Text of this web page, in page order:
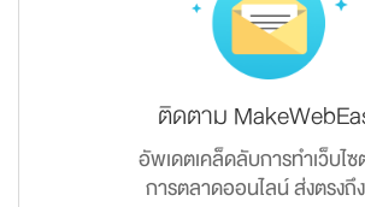
ติดตาม
อัพเดตเคล็ดลับการทำเว็บไซ
การตลาดออนไลน์ ส่งตรง